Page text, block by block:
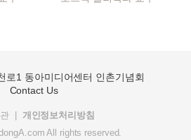
로1 동아미디어센터 인촌기념회
Contact Us
개인정보처리방침
All rights reserved.